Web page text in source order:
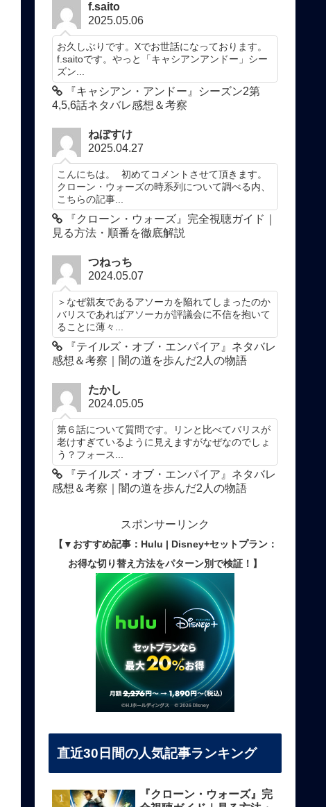
f.saito
2025.05.06
お久しぶりです。Xでお世話になっております。
f.saitoです。やっと「キャシアンアンドー」シー
ズン...
『キャシアン・アンドー』シーズン2第
4,5,6話ネタバレ感想＆考察
ねぼすけ
2025.04.27
こんにちは。 初めてコメントさせて頂きます。
クローン・ウォーズの時系列について調べる内、
こちらの記事...
『クローン・ウォーズ』完全視聴ガイド｜
見る方法・順番を徹底解説
つねっち
2024.05.07
＞なぜ親友であるアソーカを陥れてしまったのか
バリスであればアソーカが評議会に不信を抱いて
ることに薄々...
『テイルズ・オブ・エンパイア』ネタバレ
感想＆考察｜闇の道を歩んだ2人の物語
たかし
2024.05.05
第６話について質問です。リンと比べてバリスが
老けすぎているように見えますがなぜなのでしょ
う？フォース...
『テイルズ・オブ・エンパイア』ネタバレ
感想＆考察｜闇の道を歩んだ2人の物語
スポンサーリンク
【▼おすすめ記事：Hulu | Disney+セットプラン：
お得な切り替え方法をパターン別で検証！】
直近30日間の人気記事ランキング
『クローン・ウォーズ』完